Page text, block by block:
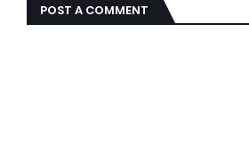
POST A COMMENT